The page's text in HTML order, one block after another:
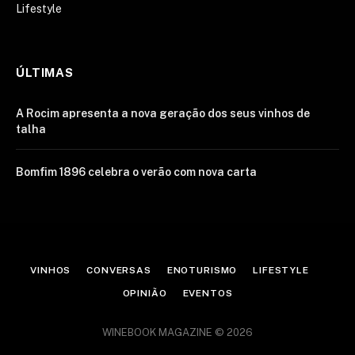
Lifestyle
ÚLTIMAS
A Rocim apresenta a nova geração dos seus vinhos de
talha
Bomfim 1896 celebra o verão com nova carta
VINHOS CONVERSAS ENOTURISMO LIFESTYLE
OPINIÃO EVENTOS
WINEBOOK MAGAZINE © 2026